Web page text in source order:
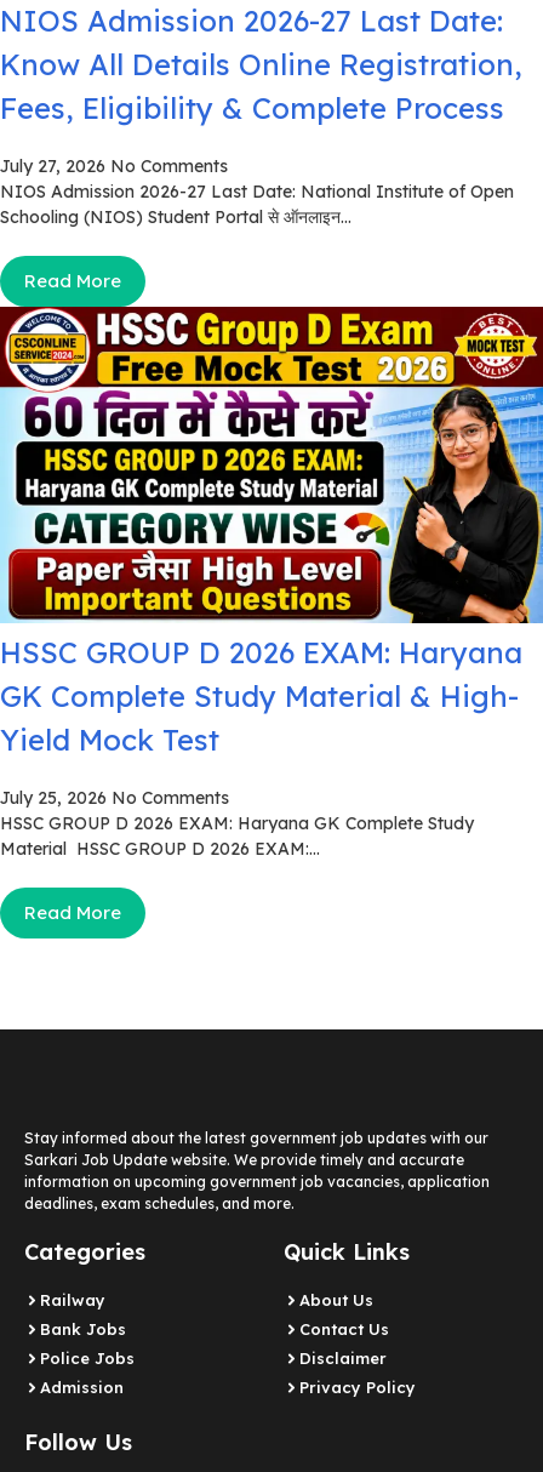
NIOS Admission 2026-27 Last Date:
Know All Details Online Registration,
Fees, Eligibility & Complete Process
July 27, 2026 No Comments
NIOS Admission 2026-27 Last Date: National Institute of Open
Schooling (NIOS) Student Portal से ऑनलाइन...
Read More
HSSC GROUP D 2026 EXAM: Haryana
GK Complete Study Material & High-
Yield Mock Test
July 25, 2026 No Comments
HSSC GROUP D 2026 EXAM: Haryana GK Complete Study
Material HSSC GROUP D 2026 EXAM:...
Read More
Stay informed about the latest government job updates with our
Sarkari Job Update website. We provide timely and accurate
information on upcoming government job vacancies, application
deadlines, exam schedules, and more.
Categories
Railway
Bank Jobs
Police Jobs
Admission
Quick Links
About Us
Contact Us
Disclaimer
Privacy Policy
Follow Us